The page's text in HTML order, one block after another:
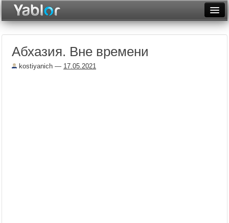
Неделя
Абхазия. Вне времени
kostiyanich — 17.05.2021